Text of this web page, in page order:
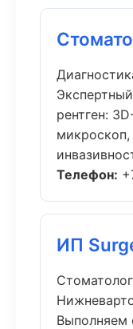
рентген:
Телефон:
ИП
Выполняем